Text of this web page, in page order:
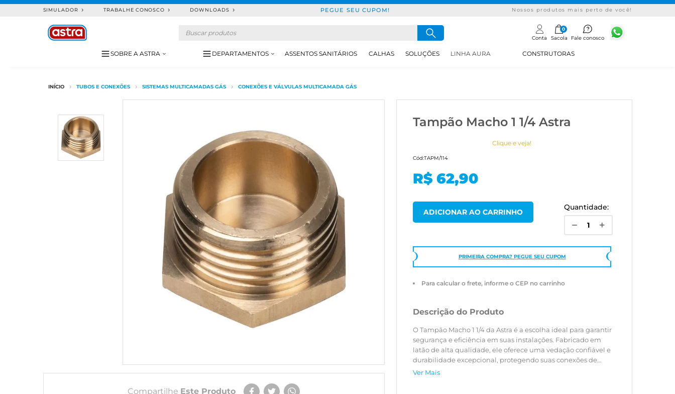
SIMULADOR TRABALHE CONOSCO DOWNLOADS PEGUE SEU CUPOM! Nossos produtos mais perto de você!
SOBRE A ASTRA DEPARTAMENTOS ASSENTOS SANITÁRIOS CALHAS SOLUÇÕES LINHA AURA CONSTRUTORAS
Conta
0
Sacola Fale conosco
TUBOS E CONEXÕES SISTEMAS MULTICAMADAS GÁS CONEXÕES E VÁLVULAS MULTICAMADA GÁS
Compartilhe Este Produto
Tampão Macho 1 1/4 Astra
Clique e veja!
Cód:TAPM/114
R$ 62,90
Quantidade:
PRIMEIRA COMPRA? PEGUE SEU CUPOM
Para calcular o frete, informe o CEP no carrinho
Descrição do Produto
O Tampão Macho 1 1/4 da Astra é a escolha ideal para garantir
segurança e eficiência em suas instalações. Fabricado em
latão de alta qualidade, ele oferece uma vedação confiável e
durabilidade excepcional, protegendo suas conexões de
vazamentos e danos.
Ver Mais